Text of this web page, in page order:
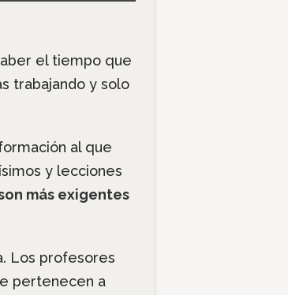
el tiempo que
trabajando y solo
al que
y lecciones
más exigentes
Los profesores
pertenecen a